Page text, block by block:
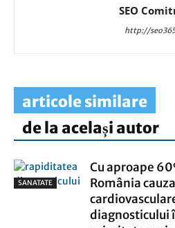
SEO
http://
articole similare
de la același autor
SANATATE
Cu aproape
România
diagnosticului